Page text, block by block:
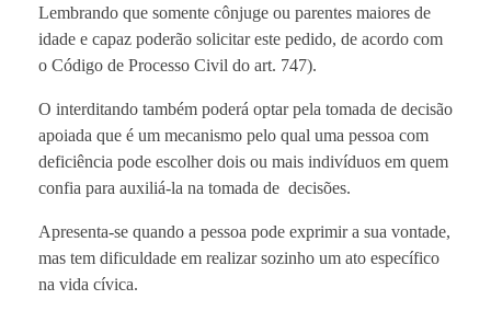
Lembrando que somente cônjuge ou parentes maiores de
idade e capaz poderão solicitar este pedido, de acordo com
o Código de Processo Civil do art. 747).
O interditando também poderá optar pela tomada de decisão
apoiada que é um mecanismo pelo qual uma pessoa com
deficiência pode escolher dois ou mais indivíduos em quem
confia para auxiliá-la na tomada de decisões.
Apresenta-se quando a pessoa pode exprimir a sua vontade,
mas tem dificuldade em realizar sozinho um ato específico
na vida cívica.